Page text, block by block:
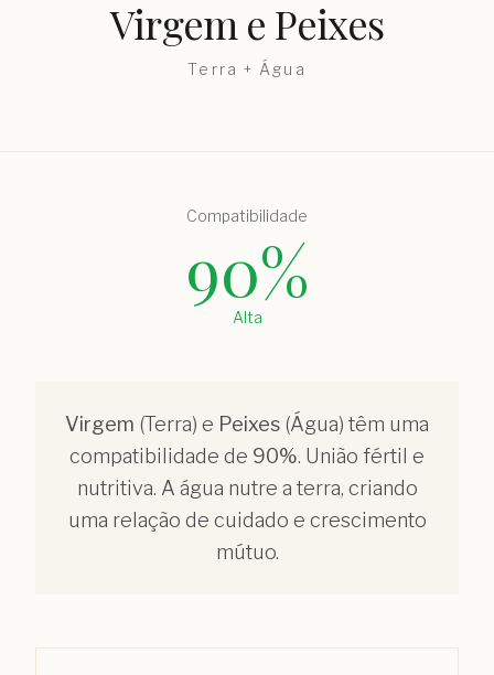
Virgem e Peixes
Terra + Água
Compatibilidade
90%
Alta
Virgem (Terra) e Peixes (Água) têm uma
compatibilidade de 90%. União fértil e
nutritiva. A água nutre a terra, criando
uma relação de cuidado e crescimento
mútuo.